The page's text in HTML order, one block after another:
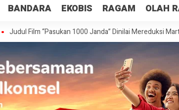
BANDARA EKOBIS RAGAM OLAH
“Pasukan 1000 Janda” Dinilai Mereduksi Martabat